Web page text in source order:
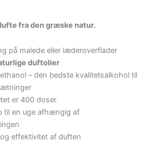
fra den græske natur.
på malede eller læderoverflader
duftolier
– den bedste kvalitetsalkohol til
er 400 doser
til en uge afhængig af
effektivitet af duften